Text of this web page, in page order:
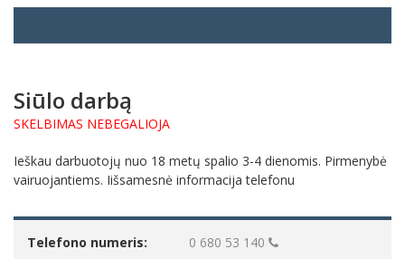
Siūlo darbą
SKELBIMAS NEBEGALIOJA
Ieškau darbuotojų nuo 18 metų spalio 3-4 dienomis. Pirmenybė
vairuojantiems. Iišsamesnė informacija telefonu
Telefono numeris:
0 680 53 140